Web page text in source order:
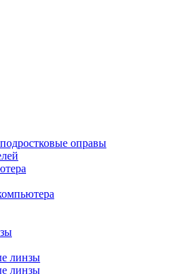
оправы
линзы
линзы